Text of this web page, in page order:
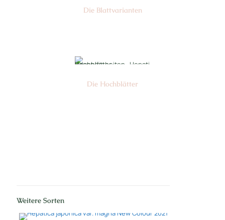
Die Blattvarianten
Die Hochblätter
Weitere Sorten